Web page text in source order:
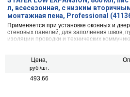
л, всесезонная, с низким
монтажная пена, Professional
Применяется при установке оконных и
стеновых панелей, для заполнения швов,
изоляции проводки и технических
Цена,
руб./шт.
493.66